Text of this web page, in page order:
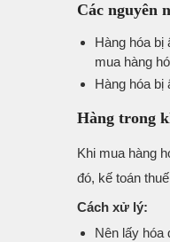
Các nguyên
Hàng hóa
mua hàng
Hàng hóa bị
Hàng trong
Khi mua hàng
đó, kế toán
Cách xử lý:
Nên lấy hóa